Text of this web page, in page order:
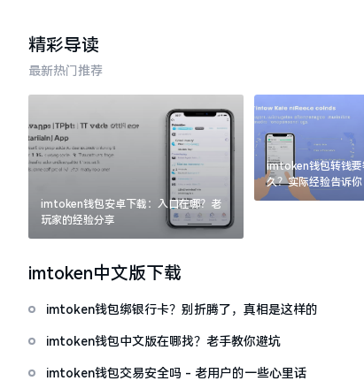
精彩导读
最新热门推荐
imtoken钱包安卓下载：入口在哪？老
玩家的经验分享
imtoken钱包转钱要
久？实际经验告诉你
imtoken中文版下载
imtoken钱包绑银行卡？别折腾了，真相是这样的
imtoken钱包中文版在哪找？老手教你避坑
imtoken钱包交易安全吗 - 老用户的一些心里话